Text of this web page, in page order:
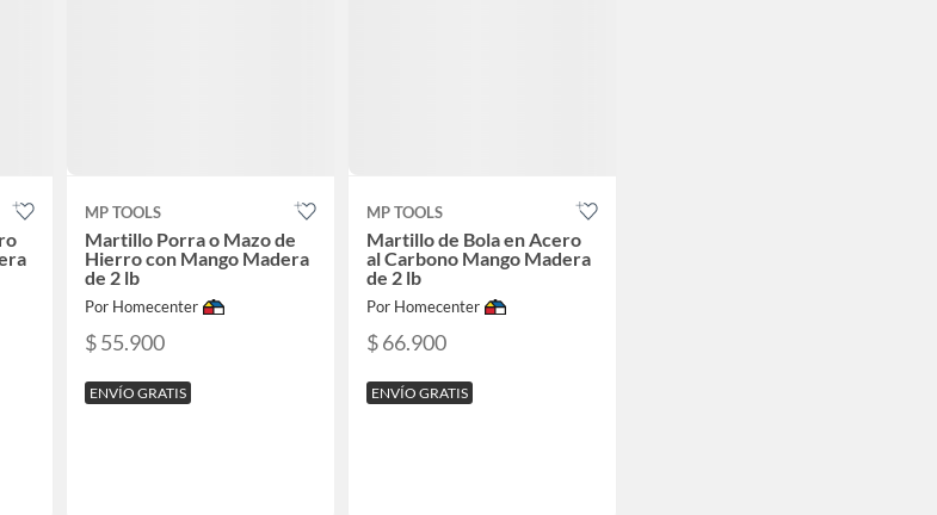
MP TOOLS
Martillo Porra o Mazo de
Hierro con Mango Madera
de 2 lb
Por Homecenter
$ 55.900
ENVÍO GRATIS
MP TOOLS
Martillo de Bola en Acero
al Carbono Mango Madera
de 2 lb
Por Homecenter
$ 66.900
ENVÍO GRATIS